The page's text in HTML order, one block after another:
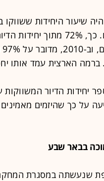
בשנת 2010 היה שיעור היחידות
הארצית עמד אותו יחס ב-2010 על
יחידות הדיור המשווקות
על כך שהיזמים
בבאר שבע
שנעשתה במסגרת